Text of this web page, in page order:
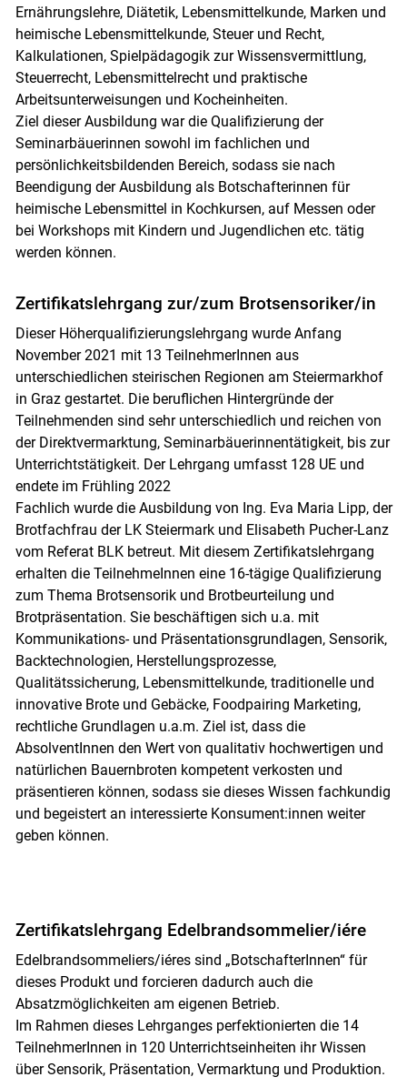
Ernährungslehre, Diätetik, Lebensmittelkunde, Marken und
heimische Lebensmittelkunde, Steuer und Recht,
Kalkulationen, Spielpädagogik zur Wissensvermittlung,
Steuerrecht, Lebensmittelrecht und praktische
Arbeitsunterweisungen und Kocheinheiten.
Ziel dieser Ausbildung war die Qualifizierung der
Seminarbäuerinnen sowohl im fachlichen und
persönlichkeitsbildenden Bereich, sodass sie nach
Beendigung der Ausbildung als Botschafterinnen für
heimische Lebensmittel in Kochkursen, auf Messen oder
bei Workshops mit Kindern und Jugendlichen etc. tätig
werden können.
Zertifikatslehrgang zur/zum Brotsensoriker/in
Dieser Höherqualifizierungslehrgang wurde Anfang
November 2021 mit 13 TeilnehmerInnen aus
unterschiedlichen steirischen Regionen am Steiermarkhof
in Graz gestartet. Die beruflichen Hintergründe der
Teilnehmenden sind sehr unterschiedlich und reichen von
der Direktvermarktung, Seminarbäuerinnentätigkeit, bis zur
Unterrichtstätigkeit. Der Lehrgang umfasst 128 UE und
endete im Frühling 2022
Fachlich wurde die Ausbildung von Ing. Eva Maria Lipp, der
Brotfachfrau der LK Steiermark und Elisabeth Pucher-Lanz
vom Referat BLK betreut. Mit diesem Zertifikatslehrgang
erhalten die TeilnehmeInnen eine 16-tägige Qualifizierung
zum Thema Brotsensorik und Brotbeurteilung und
Brotpräsentation. Sie beschäftigen sich u.a. mit
Kommunikations- und Präsentationsgrundlagen, Sensorik,
Backtechnologien, Herstellungsprozesse,
Qualitätssicherung, Lebensmittelkunde, traditionelle und
innovative Brote und Gebäcke, Foodpairing Marketing,
rechtliche Grundlagen u.a.m. Ziel ist, dass die
AbsolventInnen den Wert von qualitativ hochwertigen und
natürlichen Bauernbroten kompetent verkosten und
präsentieren können, sodass sie dieses Wissen fachkundig
und begeistert an interessierte Konsument:innen weiter
geben können.
Zertifikatslehrgang Edelbrandsommelier/iére
Edelbrandsommeliers/iéres sind „BotschafterInnen“ für
dieses Produkt und forcieren dadurch auch die
Absatzmöglichkeiten am eigenen Betrieb.
Im Rahmen dieses Lehrganges perfektionierten die 14
TeilnehmerInnen in 120 Unterrichtseinheiten ihr Wissen
über Sensorik, Präsentation, Vermarktung und Produktion.